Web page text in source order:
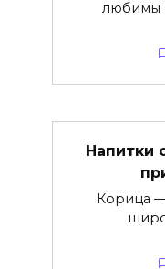
любимы
Напитки
Корица